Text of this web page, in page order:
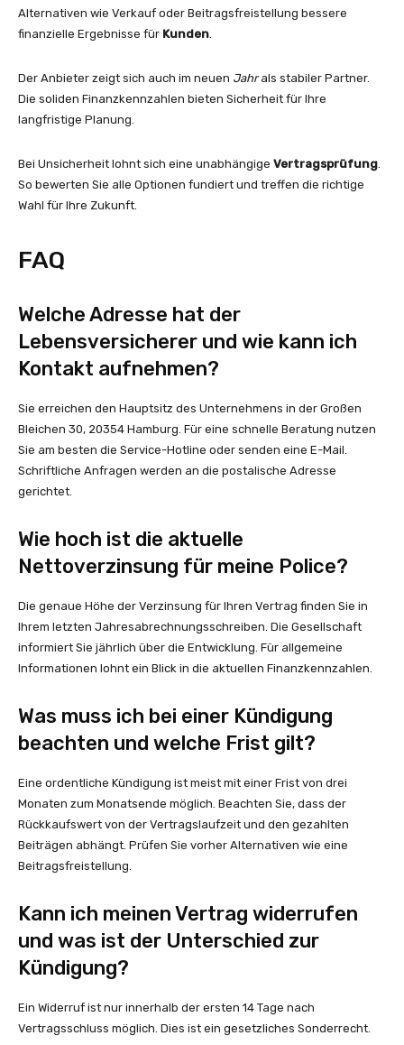
Alternativen wie Verkauf oder Beitragsfreistellung bessere
finanzielle Ergebnisse für Kunden.
Der Anbieter zeigt sich auch im neuen Jahrals stabiler Partner.
Die soliden Finanzkennzahlen bieten Sicherheit für Ihre
langfristige Planung.
Bei Unsicherheit lohnt sich eine unabhängige Vertragsprüfung.
So bewerten Sie alle Optionen fundiert und treffen die richtige
Wahl für Ihre Zukunft.
FAQ
Welche Adresse hat der
Lebensversicherer und wie kann ich
Kontakt aufnehmen?
Sie erreichen den Hauptsitz des Unternehmens in der Großen
Bleichen 30, 20354 Hamburg. Für eine schnelle Beratung nutzen
Sie am besten die Service-Hotline oder senden eine E-Mail.
Schriftliche Anfragen werden an die postalische Adresse
gerichtet.
Wie hoch ist die aktuelle
Nettoverzinsung für meine Police?
Die genaue Höhe der Verzinsung für Ihren Vertrag finden Sie in
Ihrem letzten Jahresabrechnungsschreiben. Die Gesellschaft
informiert Sie jährlich über die Entwicklung. Für allgemeine
Informationen lohnt ein Blick in die aktuellen Finanzkennzahlen.
Was muss ich bei einer Kündigung
beachten und welche Frist gilt?
Eine ordentliche Kündigung ist meist mit einer Frist von drei
Monaten zum Monatsende möglich. Beachten Sie, dass der
Rückkaufswert von der Vertragslaufzeit und den gezahlten
Beiträgen abhängt. Prüfen Sie vorher Alternativen wie eine
Beitragsfreistellung.
Kann ich meinen Vertrag widerrufen
und was ist der Unterschied zur
Kündigung?
Ein Widerruf ist nur innerhalb der ersten 14 Tage nach
Vertragsschluss möglich. Dies ist ein gesetzliches Sonderrecht.